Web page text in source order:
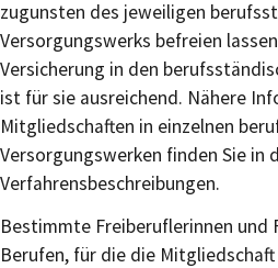
zugunsten des jeweiligen
Versorgungswerks befreien
Versicherung in den
ist für sie ausreichend. Nähere
Mitgliedschaften in einzelnen
Versorgungswerken finden Sie in
Verfahrensbeschreibungen.
Bestimmte Freiberuflerinnen und
Berufen, für die die